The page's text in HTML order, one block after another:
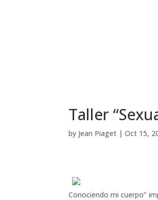
Taller
by Jean Piaget |Oct 15,
Conociendo mi cuerpo”